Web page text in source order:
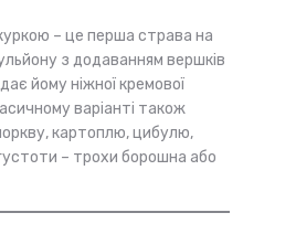
– це перша страва на
з додаванням вершків
йому ніжної кремової
варіанті також
картоплю, цибулю,
– трохи борошна або